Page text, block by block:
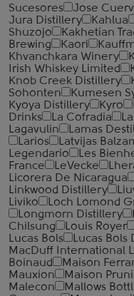
Sucesores
Jose
Jura Distillery
Kahlua
Shuzojo
Kakhetian
Brewing
Kaori
Khvanchkara Winery
Irish Whiskey Limited
Knob Creek Distillery
Sohonten
Kumesen
Kyoya Distillery
Kyro
Drinks
La Cofradia
Lagavulin
Lamas
Larios
Latvijas
Legendario
Les
France
LeVecke
Licorera De Nicaragua
Linkwood Distillery
Liviko
Loch Lomond
Longmorn Distillery
Chilsung
Louis Royer
Lucas Bols
Lucas Bols
MacDuff International
Boinaud
Maison
Mauxion
Maison
Malecon
Mallows